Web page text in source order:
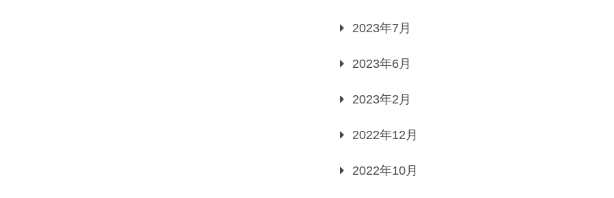
2023年7月
2023年6月
2023年2月
2022年12月
2022年10月